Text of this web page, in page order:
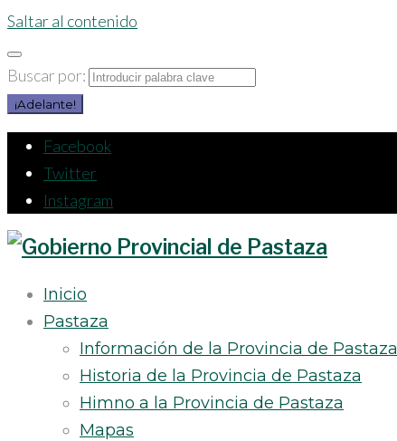
Saltar al contenido
Buscar por:
¡Adelante!
Facebook
Twitter
Instagram
Inicio
Pastaza
Información de la Provincia de Pastaza
Historia de la Provincia de Pastaza
Himno a la Provincia de Pastaza
Mapas